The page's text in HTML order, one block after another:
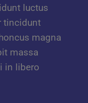
luctus
tincidunt
magna
massa
in libero